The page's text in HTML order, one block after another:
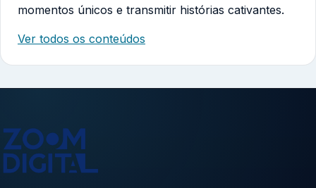
momentos únicos e transmitir histórias cativantes.
Ver todos os conteúdos